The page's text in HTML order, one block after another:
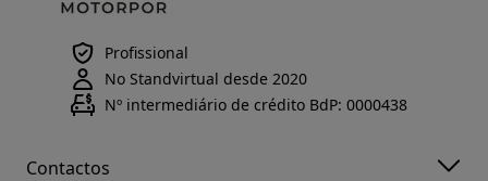
Profissional
No Standvirtual desde 2020
Nº intermediário de crédito BdP: 0000438
Contactos